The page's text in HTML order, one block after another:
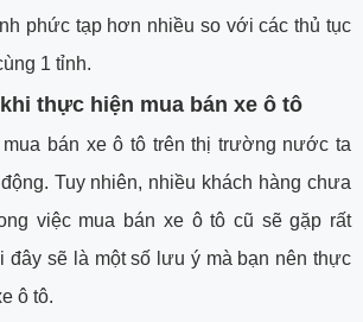
phức tạp hơn nhiều so với các thủ tục
1 tỉnh.
thực hiện mua bán xe ô tô
mua bán xe ô tô trên thị trường nước ta
Tuy nhiên, nhiều khách hàng chưa
việc mua bán xe ô tô cũ sẽ gặp rất
đây sẽ là một số lưu ý mà bạn nên thực
ô tô.